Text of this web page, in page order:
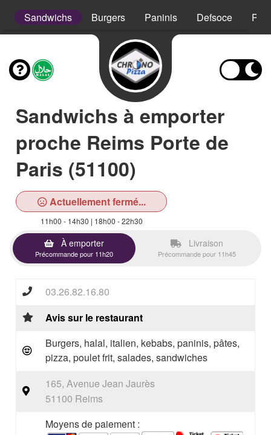
Sandwichs Burgers Paninis Defsoce
Sandwichs à emporter
proche Reims Porte de
Paris (51100)
Actuellement fermé...
11h00 - 14h30 | 18h00 - 22h30
À emporter
Précommande pour 11h20
Livraison
Précommande pour 11h45
03.26.82.16.80
Avis sur le restaurant
Burgers, halal, italien, kebabs, paninis, pâtes,
pizza, poulet frit, salades, sandwiches
165, Avenue Jean Jaurès
51100 Reims
Moyens de paiement :